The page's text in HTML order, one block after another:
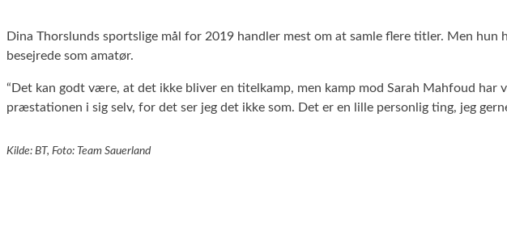
Dina Thorslunds sportslige mål for 2019 handler mest om at samle flere titler. Men
besejrede som amatør.
“Det kan godt være, at det ikke bliver en titelkamp, men kamp mod Sarah Mahfoud
præstationen i sig selv, for det ser jeg det ikke som. Det er en lille personlig ting, jeg
Kilde: BT, Foto: Team Sauerland